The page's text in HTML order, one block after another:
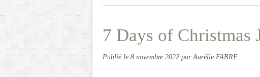
7 Days of Christmas
Publié le 8 novembre 2022 par Aurélie FABRE